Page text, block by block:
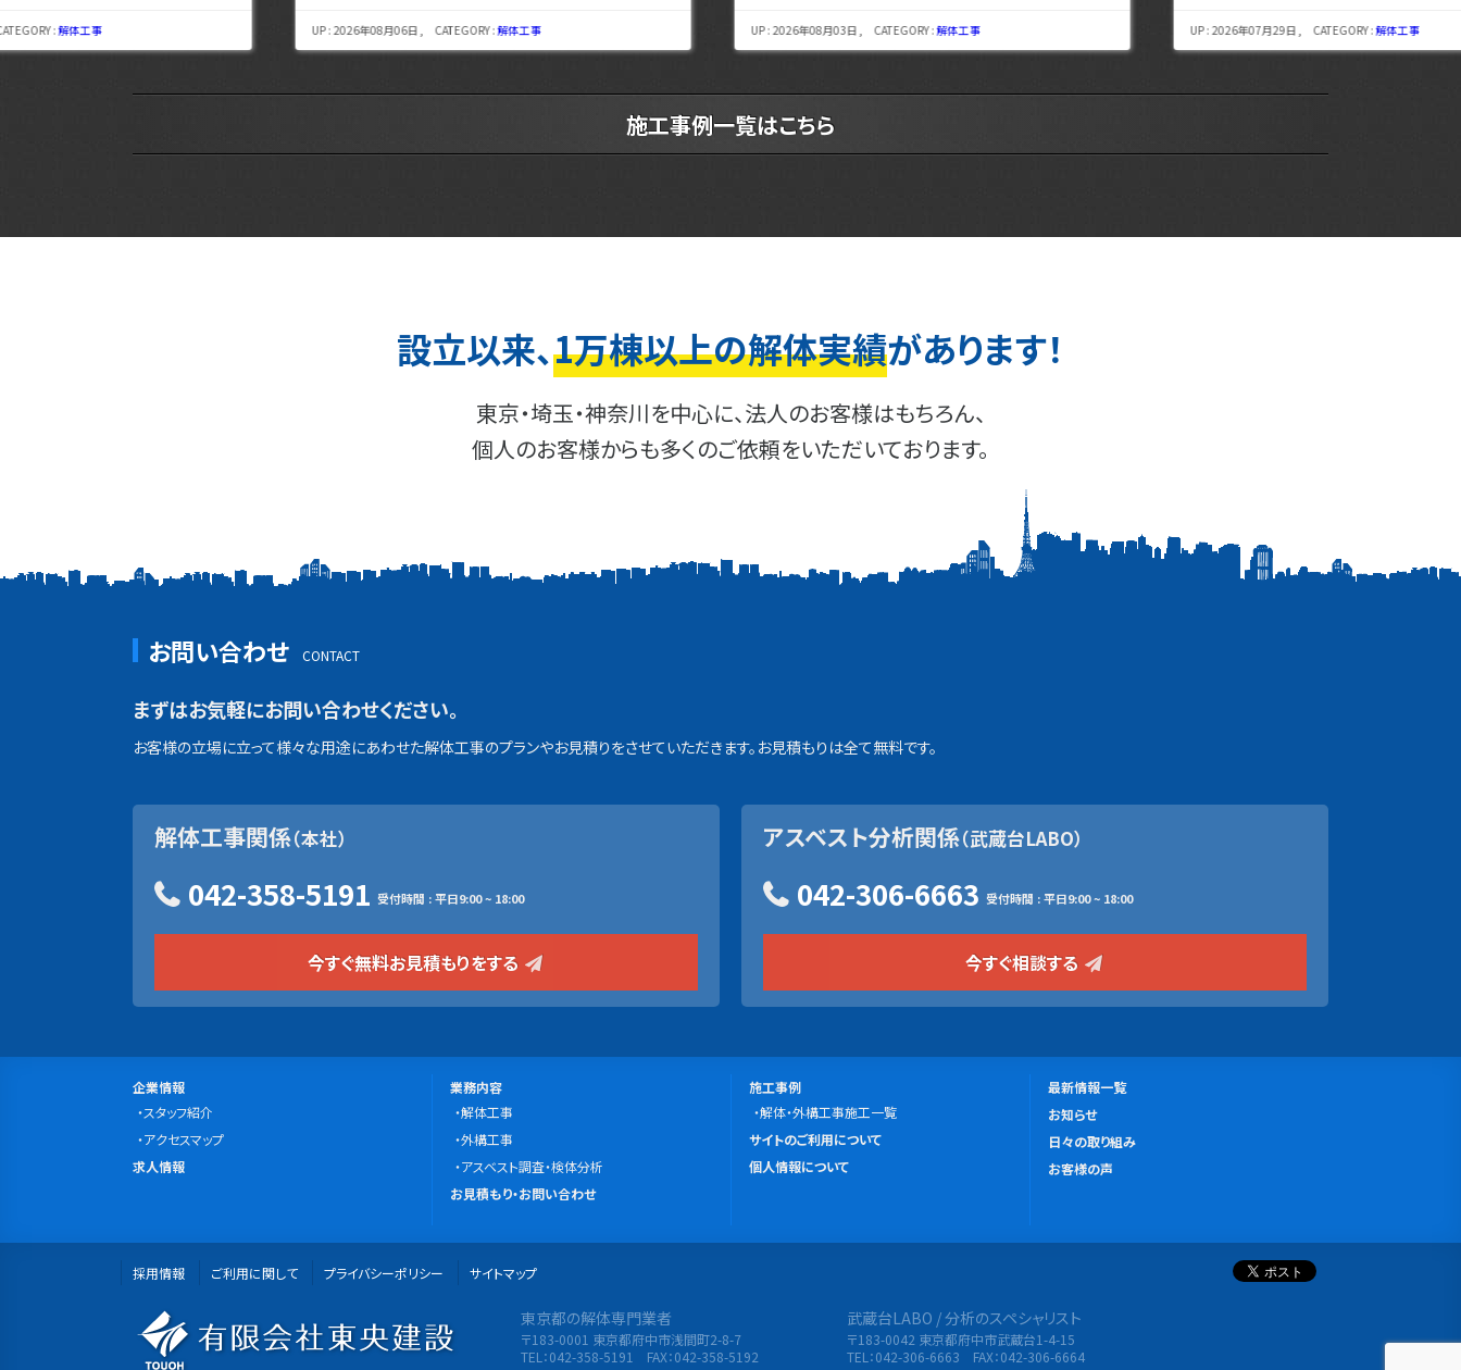
解体工事 解体工事 解体工事
施工事例一覧はこちら
設立以来、1万棟以上の解体実績があります！
東京・埼玉・神奈川を中心に、法人のお客様はもちろん、
個人のお客様からも多くのご依頼をいただいております。
お問い合わせ
まずはお気軽にお問い合わせください。
お客様の立場に立って様々な用途にあわせた解体工事のプランやお見積りをさせていただきます。お見積もりは全て無料です。
解体工事関係（本社）
042-358-5191 受付時間 : 平日9:00 ~ 18:00
今すぐ無料お見積もりをする
アスベスト分析関係（武蔵台LABO）
042-306-6663 受付時間 : 平日9:00 ~ 18:00
今すぐ相談する
サ
イ
ト
会
社
案
内
企業情報
スタッフ紹介
アクセスマップ
求
報
求人情報
事
業
内
容
業務内容
解体工事
外構工事
アスベスト調査・検体分析
無
お
も
り・
お見積もり・お問い合わせ
施
工
事
例
施工事例
解体・外構工事施工一覧
こ
の
ト
て
サイトのご利用について
個人情報について
更
新
情
報
最新情報一覧
お知らせ
日々の取り組み
お客様の声
採用情報 ご利用に関して プライバシーポリシー サイトマップ
有限会社 東央建設
東京都の解体専門業者
〒183-0001 東京都府中市浅間町2-8-7
TEL：042-358-5191 FAX：042-358-5192
武蔵台LABO / 分析のスペシャリスト
〒183-0042 東京都府中市武蔵台1-4-15
TEL：042-306-6663 FAX：042-306-6664